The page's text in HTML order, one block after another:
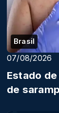
Brasil
07/08/2026
Estado
de